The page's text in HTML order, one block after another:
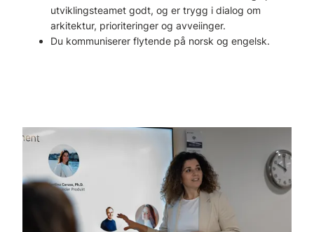
utviklingsteamet godt, og er trygg i dialog om
arkitektur, prioriteringer og avveiinger.
Du kommuniserer flytende på norsk og engelsk.